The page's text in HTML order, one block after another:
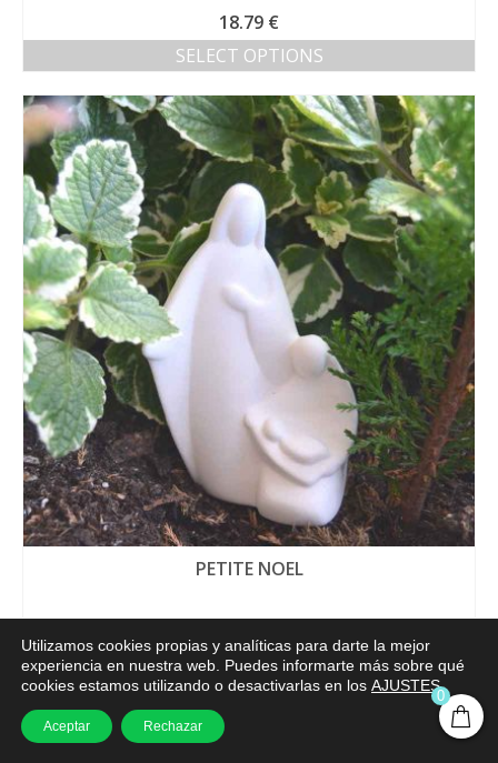
18.79 €
SELECT OPTIONS
PETITE NOEL
18.57€
0
Utilizamos cookies propias y analíticas para darte la mejor
experiencia en nuestra web. Puedes informarte más sobre qué
cookies estamos utilizando o desactivarlas en los AJUSTES.
Aceptar Rechazar